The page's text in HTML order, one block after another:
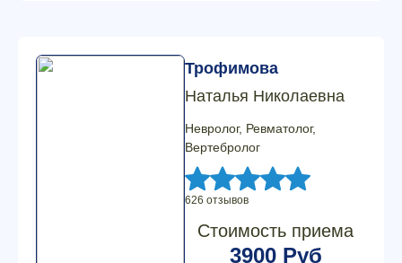
Трофимова
Наталья Николаевна
Невролог, Ревматолог,
Вертебролог
626 отзывов
Стоимость приема
3900 Руб